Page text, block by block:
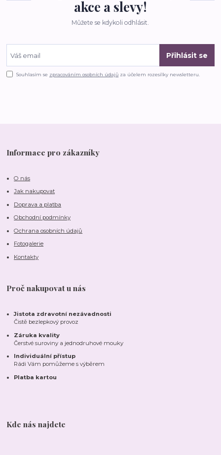
akce a slevy!
Můžete se kdykoli odhlásit.
Přihlásit se
Souhlasím se zpracováním osobních údajů za účelem rozesílky newsletteru.
Informace pro zákazníky
O nás
Jak nakupovat
Doprava a platba
Obchodní podmínky
Ochrana osobních údajů
Fotogalerie
Kontakty
Proč nakupovat u nás
Jistota zdravotní nezávadnosti
Čistě bezlepkový provoz
Záruka kvality
Čerstvé suroviny a jednodruhové mouky
Individuální přístup
Rádi Vám pomůžeme s výběrem
Platba kartou
Kde nás najdete